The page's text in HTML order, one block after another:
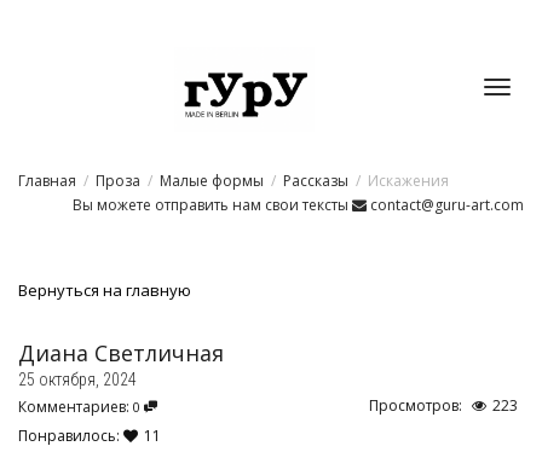
Главная Проза Малые формы Рассказы
Искажения
Вы можете отправить нам свои тексты
contact@guru-art.com
Вернуться на главную
Диана Светличная
25 октября, 2024
Комментариев: 0 Просмотров:
223
Понравилось:
11